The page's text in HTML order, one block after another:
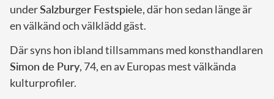
underSalzburger Festspiele, där hon sedan länge är
en välkänd och välklädd gäst.
Där syns hon ibland tillsammans med konsthandlaren
Simon de Pury, 74, en av Europas mest välkända
kulturprofiler.